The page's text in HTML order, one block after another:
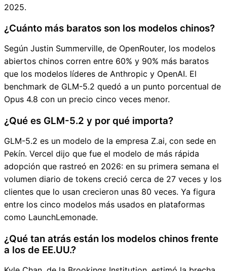
2025.
¿Cuánto más baratos son los modelos chinos?
Según Justin Summerville, de OpenRouter, los modelos
abiertos chinos corren entre 60% y 90% más baratos
que los modelos líderes de Anthropic y OpenAI. El
benchmark de GLM-5.2 quedó a un punto porcentual de
Opus 4.8 con un precio cinco veces menor.
¿Qué es GLM-5.2 y por qué importa?
GLM-5.2 es un modelo de la empresa Z.ai, con sede en
Pekín. Vercel dijo que fue el modelo de más rápida
adopción que rastreó en 2026: en su primera semana el
volumen diario de tokens creció cerca de 27 veces y los
clientes que lo usan crecieron unas 80 veces. Ya figura
entre los cinco modelos más usados en plataformas
como LaunchLemonade.
¿Qué tan atrás están los modelos chinos frente
a los de EE.UU.?